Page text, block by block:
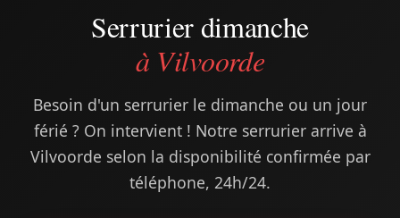
Serrurier dimanche
à Vilvoorde
Besoin d'un serrurier le dimanche ou un jour
férié ? On intervient ! Notre serrurier arrive à
Vilvoorde selon la disponibilité confirmée par
téléphone, 24h/24.